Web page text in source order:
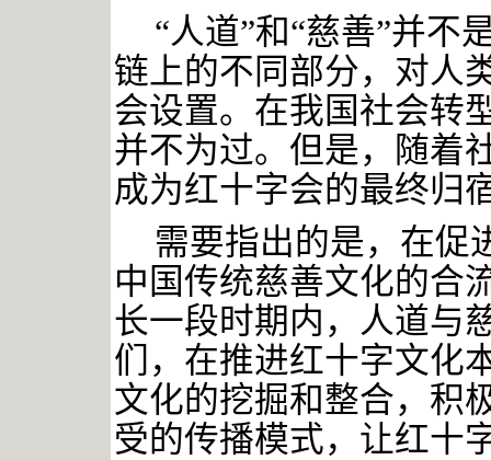
“人道”和“慈善”并不
链上的不同部分，对人
会设置。在我国社会转
并不为过。但是，随着
成为红十字会的最终归
需要指出的是，在促
中国传统慈善文化的合
长一段时期内，人道与
们，在推进红十字文化
文化的挖掘和整合，积
受的传播模式，让红十